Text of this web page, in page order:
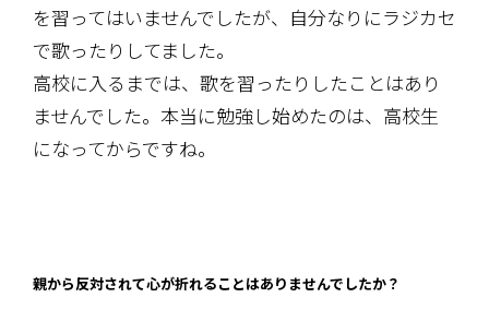
を習ってはいませんでしたが、自分なりにラジカセ
で歌ったりしてました。
高校に入るまでは、歌を習ったりしたことはあり
ませんでした。本当に勉強し始めたのは、高校生
になってからですね。
親から反対されて心が折れることはありませんでしたか？